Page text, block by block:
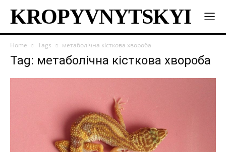
KROPYVNYTSKYI
Home Tags метаболічна кісткова хвороба
Tag: метаболічна кісткова хвороба